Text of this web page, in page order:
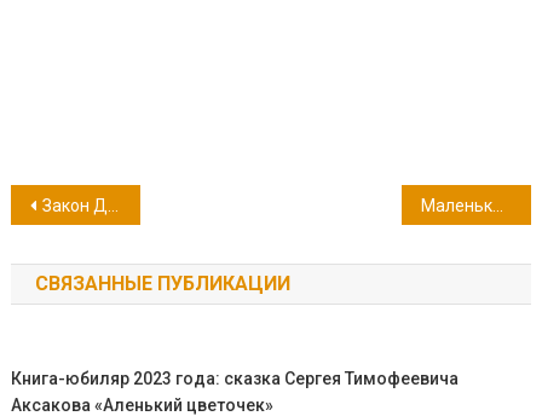
Навигация
по
записям
Закон Джунглей и человеческое сердце Маленький охотник Кусь
СВЯЗАННЫЕ ПУБЛИКАЦИИ
Книга-юбиляр 2023 года: сказка Сергея Тимофеевича
Аксакова «Аленький цветочек»